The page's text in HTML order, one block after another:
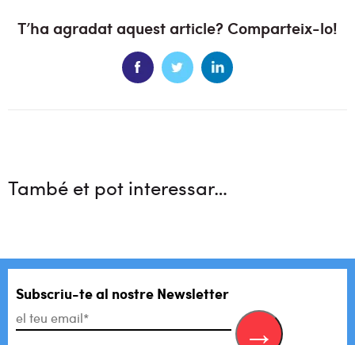
T’ha agradat aquest article? Comparteix-lo!
També et pot interessar…
Subscriu-te al nostre Newsletter